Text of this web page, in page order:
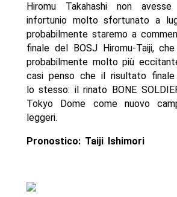
Hiromu Takahashi non
infortunio molto sfortunato a
probabilmente staremo a
finale del BOSJ Hiromu-Taiji,
probabilmente molto più
casi penso che il risultato
lo stesso: il rinato BONE
Tokyo Dome come nuovo
leggeri.
Pronostico: Taiji Ishimori